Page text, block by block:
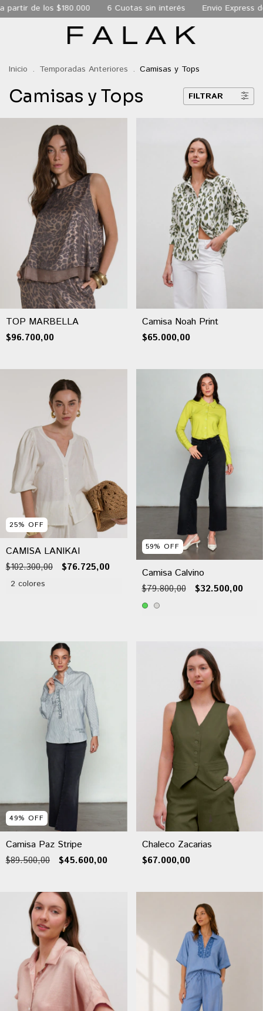
6 Cuotas sin interés Envio Express de 24 hs a
Inicio . Temporadas Anteriores . Camisas y Tops
Camisas y Tops FILTRAR
TOP MARBELLA
$96.700,00
Camisa Noah Print
$65.000,00
25% OFF
CAMISA LANIKAI
$102.300,00 $76.725,00
2 colores
59% OFF
Camisa Calvino
$79.800,00 $32.500,00
49% OFF
Camisa Paz Stripe
$89.500,00 $45.600,00
Chaleco Zacarias
$67.000,00